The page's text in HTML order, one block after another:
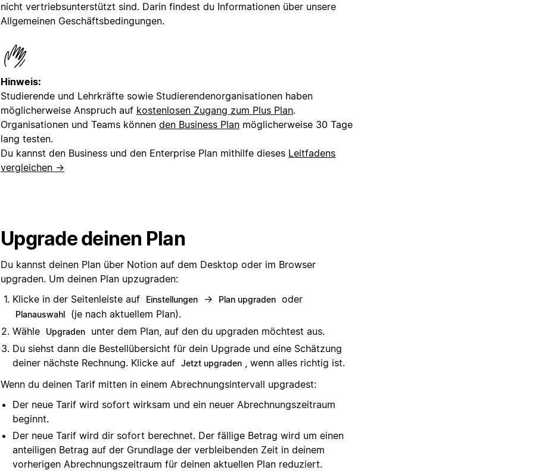
nicht vertriebsunterstützt sind. Darin findest du Informationen über unsere
Allgemeinen Geschäftsbedingungen.
Hinweis:
Studierende und Lehrkräfte sowie Studierendenorganisationen haben
möglicherweise Anspruch auf kostenlosen Zugang zum Plus Plan.
Organisationen und Teams können den Business Plan möglicherweise 30 Tage
lang testen.
Du kannst den Business und den Enterprise Plan mithilfe dieses Leitfadens
vergleichen →
Upgrade deinen Plan
Du kannst deinen Plan über Notion auf dem Desktop oder im Browser
upgraden. Um deinen Plan upzugraden:
Klicke in der Seitenleiste auf
Einstellungen → Plan upgraden oder
Planauswahl
(je nach aktuellem Plan).
Wähle
Upgraden
unter dem Plan, auf den du upgraden möchtest aus.
Du siehst dann die Bestellübersicht für dein Upgrade und eine Schätzung
deiner nächste Rechnung. Klicke auf Jetzt upgraden , wenn alles richtig ist.
Wenn du deinen Tarif mitten in einem Abrechnungsintervall upgradest:
Der neue Tarif wird sofort wirksam und ein neuer Abrechnungszeitraum
beginnt.
Der neue Tarif wird dir sofort berechnet. Der fällige Betrag wird um einen
anteiligen Betrag auf der Grundlage der verbleibenden Zeit in deinem
vorherigen Abrechnungszeitraum für deinen aktuellen Plan reduziert.